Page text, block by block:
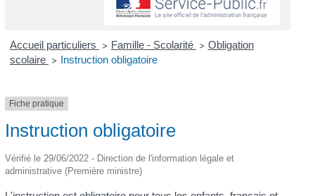
Accueil particuliers > Famille - Scolarité > Obligation
scolaire > Instruction obligatoire
Fiche pratique
Instruction obligatoire
Vérifié le 29/06/2022 - Direction de l'information légale et
administrative (Première ministre)